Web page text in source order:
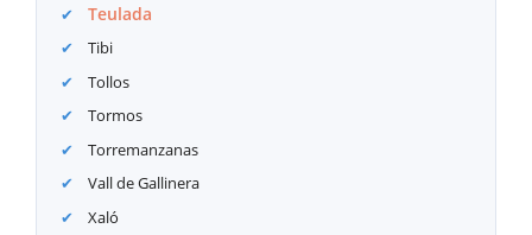
Teulada
Tibi
Tollos
Tormos
Torremanzanas
Vall de Gallinera
Xaló